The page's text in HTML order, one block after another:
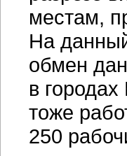
местам,
На
обмен
в городах
тоже
250